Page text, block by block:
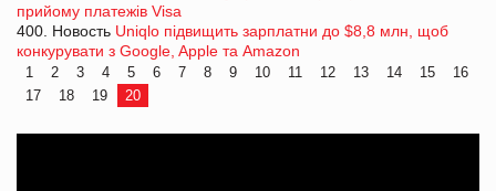
прийому платежів Visa
400. Новость Uniqlo підвищить зарплатни до $8,8 млн, щоб
конкурувати з Google, Apple та Amazon
1 2 3 4 5 6 7 8 9 10 11 12 13 14 15
16
17
18 19 20